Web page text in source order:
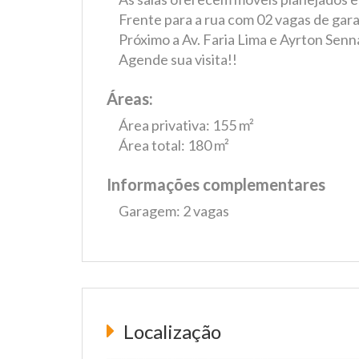
Frente para a rua com 02 vagas de
Próximo a Av. Faria Lima e Ayrton
Agende sua visita!!
Áreas:
Área privativa: 155 m²
Área total: 180 m²
Informações complementares
Garagem: 2 vagas
Localização